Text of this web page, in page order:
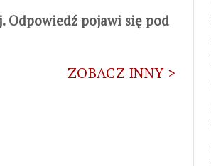
Odpowiedź pojawi się pod
ZOBACZ INNY >